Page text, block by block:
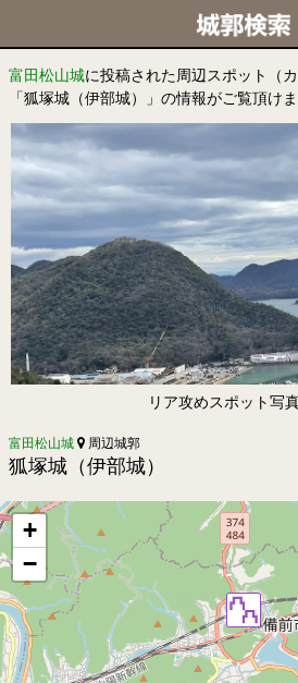
富田松山城に投稿された周辺スポット（
「狐塚城（伊部城）」の情報がご覧頂けま
リア攻めスポット写真
富田松山城 周辺城郭
狐塚城（伊部城）
+
−